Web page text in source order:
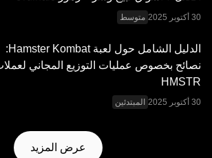
متوسط
الدليل الشامل حول لعبة Hamster Kombat:
نصائح بخصوص عمليات التوزيع المجاني
HMSTR
المبتدئين
عرض المزيد